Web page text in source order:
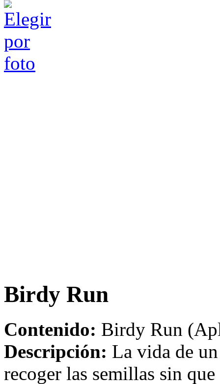
Birdy Run
Contenido: Birdy Run
Descripción: La vida de
recoger las semillas sin